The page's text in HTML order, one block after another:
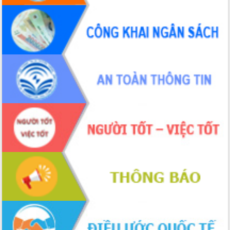
Đắk Lắk”
Tăng cường giám sát, đôn đốc thực
hiện nhiệm vụ quản lý tài sản công
hàng tuần
Tháo gỡ những vướng mắc, đẩy mạnh
công tác cải cách thủ tục hành chính
tại Trung tâm Phục vụ hành chính
công tỉnh
Đắk Lắk: Tôn vinh 46 giải pháp tại Hội
thi Sáng tạo Kỹ thuật 2024 - 2025
Đắk Lắk rà soát, điều chỉnh Đề án 190
về phát triển nuôi trồng thủy sản
Phó Chủ tịch UBND tỉnh Đắk Lắk
Trương Công Thái kiểm tra thực địa
Dự án cao tốc Khánh Hòa - Buôn Ma
Thuột
Định vị cà phê Việt Nam như một “di
sản sống” trong dòng chảy toàn cầu
Xây dựng nông thôn mới: Nâng cao đời
sống người dân từ những mô hình thiết